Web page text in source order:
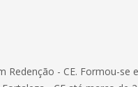
Redenção - CE. Formou-se